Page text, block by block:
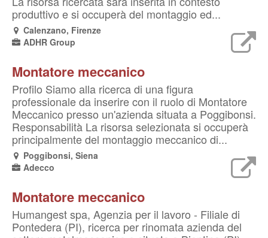
produttivo e si occuperà del montaggio ed...
Calenzano, Firenze
ADHR Group
Montatore meccanico
Profilo Siamo alla ricerca di una figura
professionale da inserire con il ruolo di Montatore
Meccanico presso un'azienda situata a Poggibonsi.
Responsabilità La risorsa selezionata si occuperà
principalmente del montaggio meccanico di...
Poggibonsi, Siena
Adecco
Montatore meccanico
Humangest spa, Agenzia per il lavoro - Filiale di
Pontedera (PI), ricerca per rinomata azienda del